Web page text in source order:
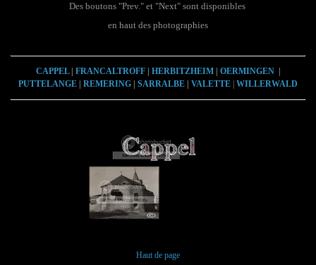
Des boutons "Prev." et "Next" sont disponibles
en haut des photographies
CAPPEL| FRANCALTROFF| HERBITZHEIM| OERMINGEN
PUTTELANGE
REMERING SARRALBE VALETTE WILLERWALD
Haut de page